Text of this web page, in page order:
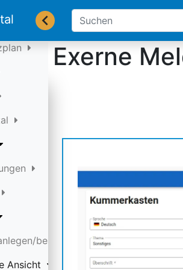
bearbeiten
Ansicht
Exerne